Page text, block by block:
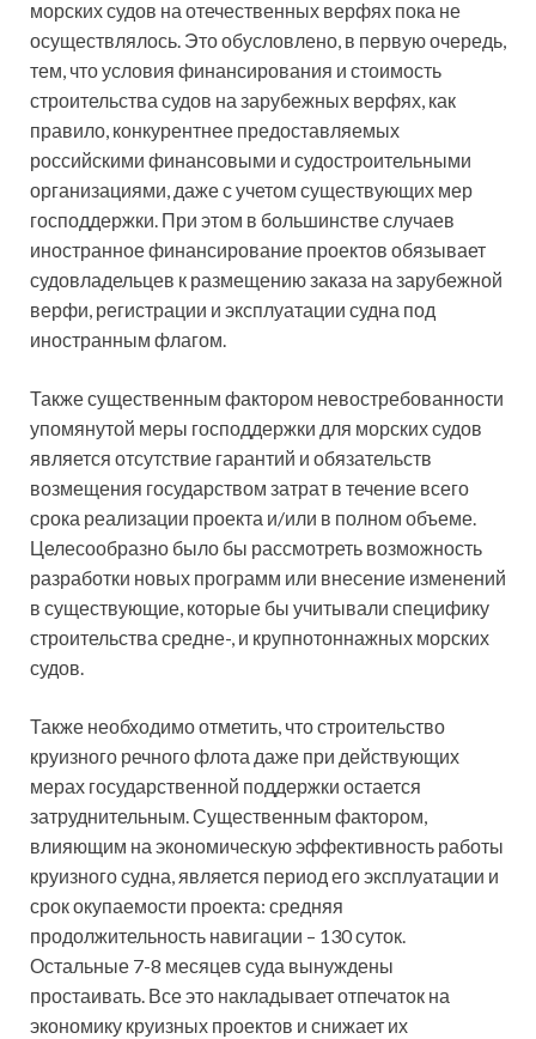
морских судов на отечественных верфях пока не
осуществлялось. Это обусловлено, в первую очередь,
тем, что условия финансирования и стоимость
строительства судов на зарубежных верфях, как
правило, конкурентнее предоставляемых
российскими финансовыми и судостроительными
организациями, даже с учетом существующих мер
господдержки. При этом в большинстве случаев
иностранное финансирование проектов обязывает
судовладельцев к размещению заказа на зарубежной
верфи, регистрации и эксплуатации судна под
иностранным флагом.
Также существенным фактором невостребованности
упомянутой меры господдержки для морских судов
является отсутствие гарантий и обязательств
возмещения государством затрат в течение всего
срока реализации проекта и/или в полном объеме.
Целесообразно было бы рассмотреть возможность
разработки новых программ или внесение изменений
в существующие, которые бы учитывали специфику
строительства средне-, и крупнотоннажных морских
судов.
Также необходимо отметить, что строительство
круизного речного флота даже при действующих
мерах государственной поддержки остается
затруднительным. Существенным фактором,
влияющим на экономическую эффективность работы
круизного судна, является период его эксплуатации и
срок окупаемости проекта: средняя
продолжительность навигации – 130 суток.
Остальные 7-8 месяцев суда вынуждены
простаивать. Все это накладывает отпечаток на
экономику круизных проектов и снижает их